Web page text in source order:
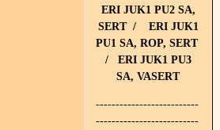
ERI JUK1 PU2 SA,
SERT / ERI JUK1
PU1 SA, ROP, SERT
/ ERI JUK1 PU3
SA, VASERT
--------------------------
--------------------------